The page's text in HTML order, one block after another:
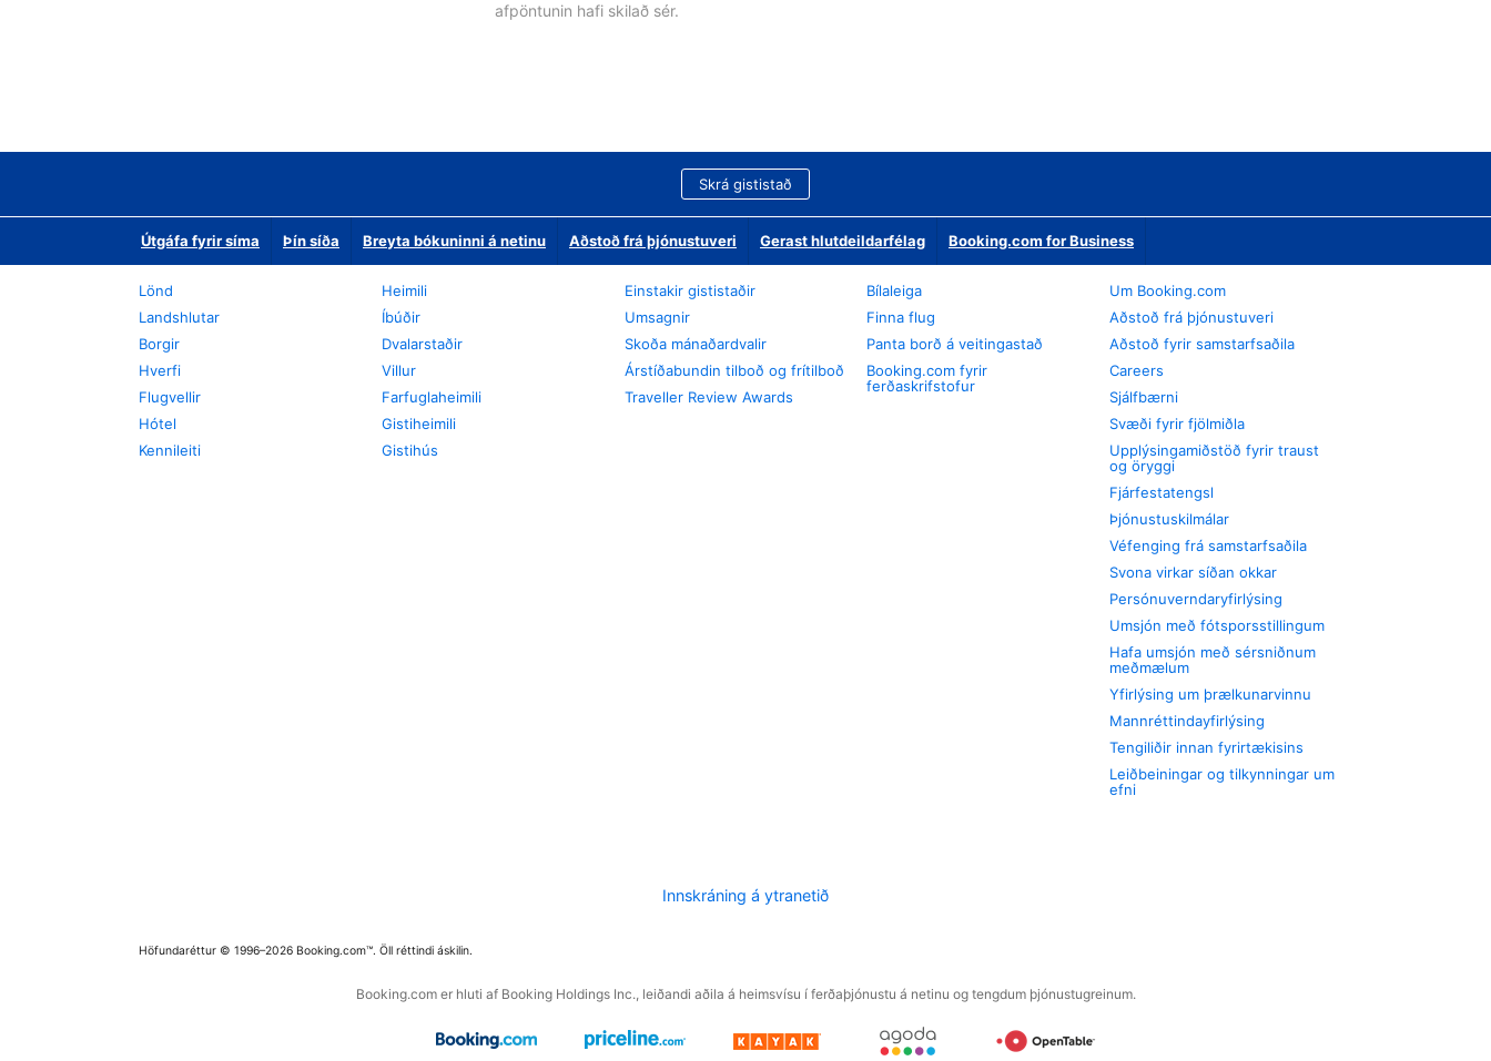
afpöntunin hafi skilað sér.
Skrá gististað
Útgáfa fyrir síma Þín síða Breyta bókuninni á netinu Aðstoð frá þjónustuveri Gerast hlutdeildarfélag Booking.com for Business
Lönd
Landshlutar
Borgir
Hverfi
Flugvellir
Hótel
Kennileiti
Heimili
Íbúðir
Dvalarstaðir
Villur
Farfuglaheimili
Gistiheimili
Gistihús
Einstakir gististaðir
Umsagnir
Skoða mánaðardvalir
Árstíðabundin tilboð og frítilboð
Traveller Review Awards
Bílaleiga
Finna flug
Panta borð á veitingastað
Booking.com fyrir
ferðaskrifstofur
Um Booking.com
Aðstoð frá þjónustuveri
Aðstoð fyrir samstarfsaðila
Careers
Sjálfbærni
Svæði fyrir fjölmiðla
Upplýsingamiðstöð fyrir traust
og öryggi
Fjárfestatengsl
Þjónustuskilmálar
Véfenging frá samstarfsaðila
Svona virkar síðan okkar
Persónuverndaryfirlýsing
Umsjón með fótsporsstillingum
Hafa umsjón með sérsniðnum
meðmælum
Yfirlýsing um þrælkunarvinnu
Mannréttindayfirlýsing
Tengiliðir innan fyrirtækisins
Leiðbeiningar og tilkynningar um
efni
Innskráning á ytranetið
Höfundaréttur © 1996–2026 Booking.com™. Öll réttindi áskilin.
Booking.com er hluti af Booking Holdings Inc., leiðandi aðila á heimsvísu í ferðaþjónustu á netinu og tengdum þjónustugreinum.